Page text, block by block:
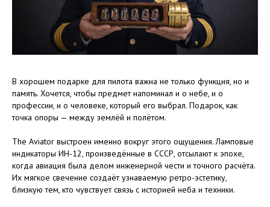
В хорошем подарке для пилота важна не только функция, но и
память. Хочется, чтобы предмет напоминал и о небе, и о
профессии, и о человеке, который его выбрал. Подарок, как
точка опоры — между землёй и полётом.
The Aviator выстроен именно вокруг этого ощущения. Ламповые
индикаторы ИН-12, произведённые в СССР, отсылают к эпохе,
когда авиация была делом инженерной чести и точного расчёта.
Их мягкое свечение создаёт узнаваемую ретро-эстетику,
близкую тем, кто чувствует связь с историей неба и техники.